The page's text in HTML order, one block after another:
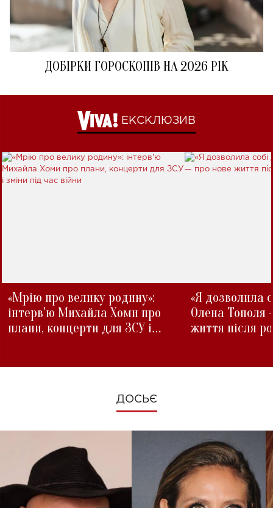
ДОБІРКИ ГОРОСКОПІВ НА 2026 РІК
ЕКСКЛЮЗИВ
«Мрію про велику родину»:
інтерв'ю Михайла Хоми про
плани, концерти для ЗСУ і
«Я дозволила
Олена Тополя
життя після
ДОСЬЄ